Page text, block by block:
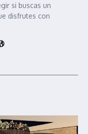
si buscas un
disfrutes con